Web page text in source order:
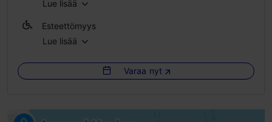
Vuodepaikkoja: 1100
Green Key -merkki
Lue lisää
Esteettömyys
Esteetön pääsy skootterilla
Lue lisää
Varaa nyt